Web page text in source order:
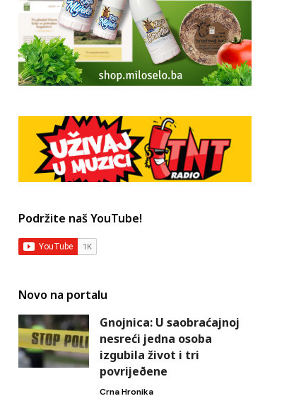
Podržite naš YouTube!
Novo na portalu
Gnojnica: U saobraćajnoj
nesreći jedna osoba
izgubila život i tri
povrijeðene
Crna Hronika